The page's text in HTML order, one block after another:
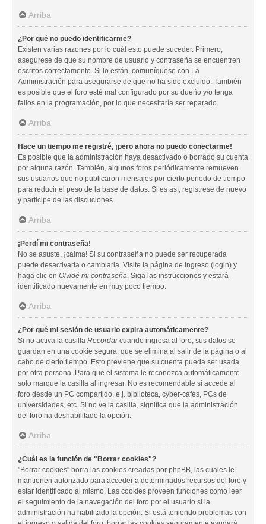
Arriba
¿Por qué no puedo identificarme?
Existen varias razones por lo cuál esto puede suceder. Primero,
asegúrese de que su nombre de usuario y contraseña se encuentren
escritos correctamente. Si lo están, comuníquese con La
Administración para asegurarse de que no ha sido excluido. También
es posible que el foro esté mal configurado por su dueño y/o tenga
fallos en la programación, por lo que necesitaría ser reparado.
Arriba
Hace un tiempo me registré, ¡pero ahora no puedo conectarme!
Es posible que la administración haya desactivado o borrado su cuenta
por alguna razón. También, algunos foros periódicamente remueven
sus usuarios que no publicaron mensajes por cierto periodo de tiempo
para reducir el peso de la base de datos. Si es así, registrese de nuevo
y participe de las discuciones.
Arriba
¡Perdí mi contraseña!
No se asuste, ¡calma! Si su contraseña no puede ser recuperada
puede desactivarla o cambiarla. Visite la página de ingreso (login) y
haga clic en Olvidé mi contraseña. Siga las instrucciones y estará
identificado nuevamente en muy poco tiempo.
Arriba
¿Por qué mi sesión de usuario expira automáticamente?
Si no activa la casilla Recordarcuando ingresa al foro, sus datos se
guardan en una cookie segura, que se elimina al salir de la página o al
cabo de cierto tiempo. Esto previene que su cuenta pueda ser usada
por otra persona. Para que el sistema le reconozca automáticamente
solo marque la casilla al ingresar. No es recomendable si accede al
foro desde un PC compartido, e.j. biblioteca, cyber-cafés, PCs de
universidades, etc. Si no ve la casilla, significa que la administración
del foro ha deshabilitado la opción.
Arriba
¿Cuál es la función de "Borrar cookies"?
"Borrar cookies" borra las cookies creadas por phpBB, las cuales le
mantienen autorizado para acceder a determinados recursos del foro y
estar identificado al mismo. Las cookies proveen funciones como leer
el seguimiento de la navegación del foro por el usuario si la
administración ha habilitado la opción. Si está teniendo problemas con